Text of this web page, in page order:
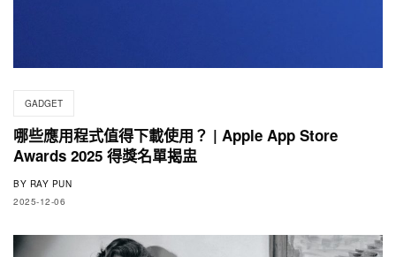
GADGET
哪些應用程式值得下載使用？ | Apple App Store
Awards 2025 得獎名單揭盅
BY RAY PUN
2025-12-06